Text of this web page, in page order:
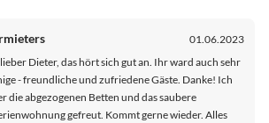
01.06.2023
Dieter, das hört sich gut an. Ihr ward auch sehr
- freundliche und zufriedene Gäste. Danke! Ich
die abgezogenen Betten und das saubere
gefreut. Kommt gerne wieder. Alles